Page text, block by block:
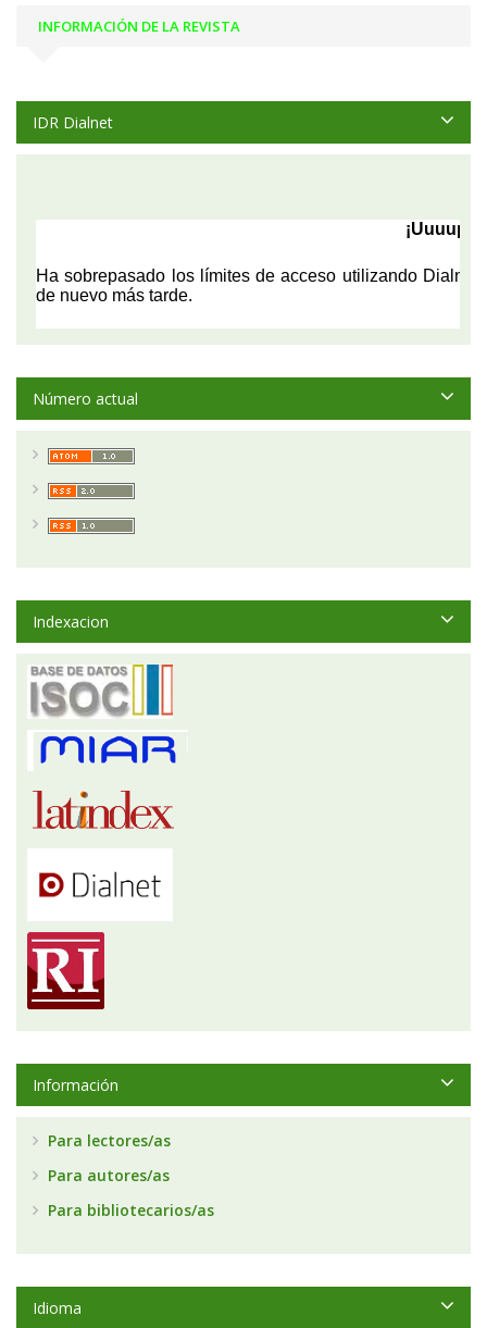
INFORMACIÓN DE LA REVISTA
IDR Dialnet
Número actual
Indexacion
Información
Para lectores/as
Para autores/as
Para bibliotecarios/as
Idioma